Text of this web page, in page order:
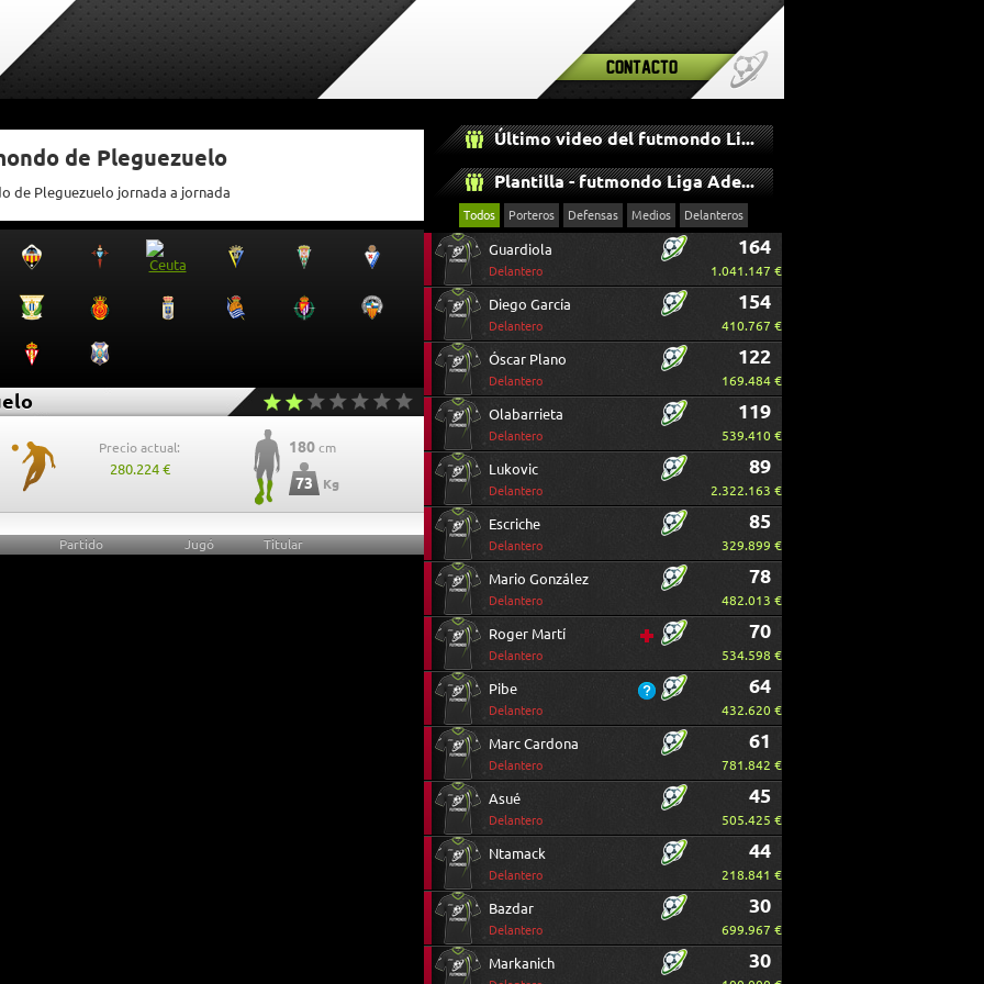
Contacto
de Pleguezuelo
de Pleguezuelo jornada a jornada
Precio actual:
280.224 €
180 cm
73 Kg
Partido Jugó Titular
Último video del futmondo Liga Adelante
Plantilla - futmondo Liga Adelante
Todos Porteros Defensas Medios Delanteros
Guardiola
Delantero
164
1.041.147 €
Diego García
Delantero
154
410.767 €
Óscar Plano
Delantero
122
169.484 €
Olabarrieta
Delantero
119
539.410 €
Lukovic
Delantero
89
2.322.163 €
Escriche
Delantero
85
329.899 €
Mario González
Delantero
78
482.013 €
Roger Martí
Delantero
70
534.598 €
Pibe
Delantero
64
432.620 €
Marc Cardona
Delantero
61
781.842 €
Asué
Delantero
45
505.425 €
Ntamack
Delantero
44
218.841 €
Bazdar
Delantero
30
699.967 €
Markanich 30